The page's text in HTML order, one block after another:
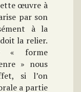
œuvre à
par son
à la
la relier.
« forme
» nous
si l’on
a partie